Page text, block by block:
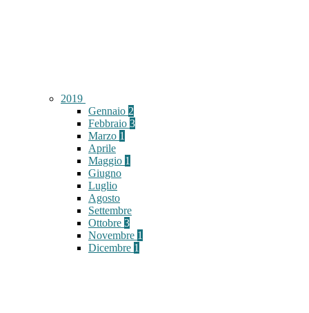
2019
Gennaio 2
Febbraio 3
Marzo 1
Aprile
Maggio 1
Giugno
Luglio
Agosto
Settembre
Ottobre 3
Novembre 1
Dicembre 1